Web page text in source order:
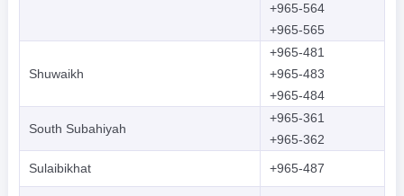
+965-564
+965-565
Shuwaikh
+965-481
+965-483
+965-484
South Subahiyah
+965-361
+965-362
Sulaibikhat
+965-487